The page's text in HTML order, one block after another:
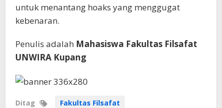
untuk menantang hoaks yang menggugat
kebenaran.
Penulis adalah Mahasiswa Fakultas Filsafat
UNWIRA Kupang
Ditag
Fakultas Filsafat